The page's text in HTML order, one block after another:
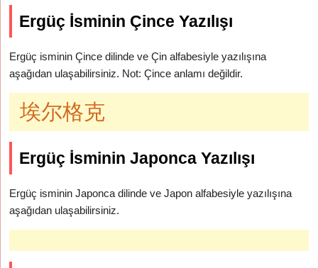
Ergüç İsminin Çince Yazılışı
Ergüç isminin Çince dilinde ve Çin alfabesiyle yazılışına
aşağıdan ulaşabilirsiniz. Not: Çince anlamı değildir.
埃尔格克
Ergüç İsminin Japonca Yazılışı
Ergüç isminin Japonca dilinde ve Japon alfabesiyle yazılışına
aşağıdan ulaşabilirsiniz.